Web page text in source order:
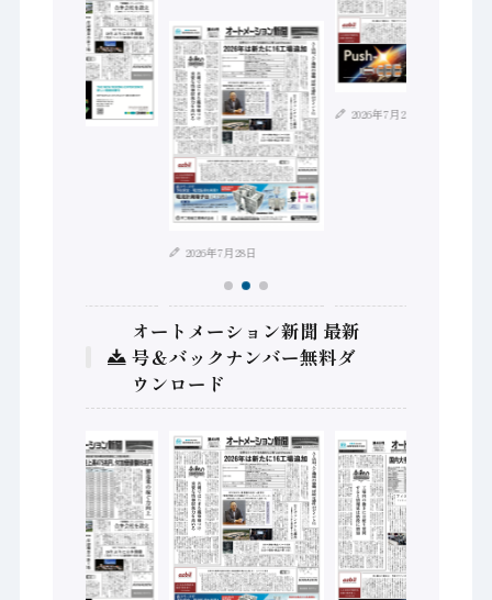
2026年7月28日
2026年7月21日
オートメーション新聞 最新
号＆バックナンバー無料ダ
ウンロード